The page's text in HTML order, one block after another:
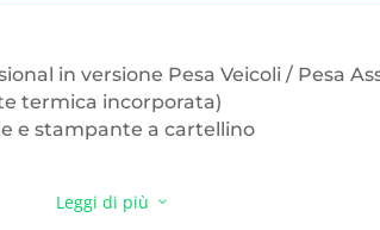
in versione Pesa Veicoli / Pesa
termica incorporata)
e stampante a cartellino
Leggi di più 3